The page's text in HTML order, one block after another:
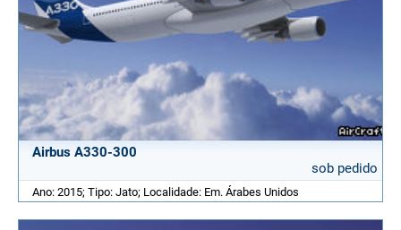
Airbus A330-300
sob pedido
Ano: 2015; Tipo: Jato; Localidade: Em. Árabes Unidos